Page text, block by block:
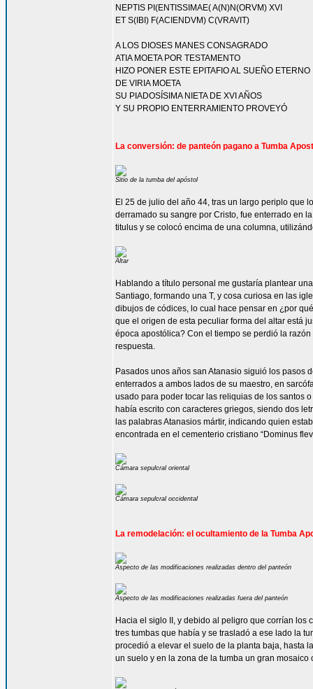
NEPTIS PI(ENTISSIMAE( A(N)N(ORVM) XVI
ET S(IBI) F(ACIENDVM) C(VRAVIT)
A LOS DIOSES MANES CONSAGRADO
ATIA MOETA POR TESTAMENTO
HIZO PONER ESTE EPITAFIO AL SUEÑO ETERNO
DE VIRIA MOETA
SU PIADOSÍSIMA NIETA DE XVI AÑOS
Y SU PROPIO ENTERRAMIENTO PROVEYÓ
La conversión: de panteón pagano a Tumba
Sitio de la tumba del apóstol
El 25 de julio del año 44, tras un largo periplo que
derramado su sangre por Cristo, fue enterrado en
titulus y se colocó encima de una columna,
Altar
Hablando a título personal me gustaría plantear
Santiago, formando una T, y cosa curiosa en las
dibujos de códices, lo cual hace pensar en ¿por
que el origen de esta peculiar forma del altar está
época apostólica? Con el tiempo se perdió la
respuesta.
Pasados unos años san Atanasio siguió los pasos
enterrados a ambos lados de su maestro, en
usado para poder tocar las reliquias de los santos
había escrito con caracteres griegos, siendo dos
las palabras Atanasios mártir, indicando quien
encontrada en el cementerio cristiano “Dominus
Cámara sepulcral oriental
Cámara sepulcral occidental
La remodelación: el ocultamiento de la Tumba
Aspecto de las modificaciones realizadas dentro del panteón
Aspecto de las modificaciones realizadas fuera del panteón
Hacia el siglo II, y debido al peligro que corrían
tres tumbas que había y se trasladó a ese lado la
procedió a elevar el suelo de la planta baja, hasta
un suelo y en la zona de la tumba un gran